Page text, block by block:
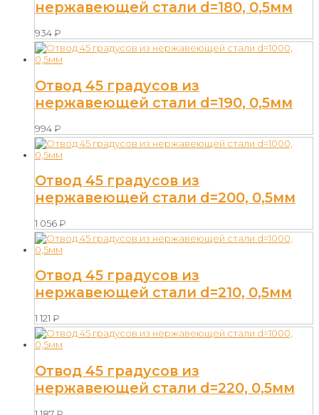
нержавеющей стали d=180, 0,5мм
934₽
Отвод 45 градусов из
нержавеющей стали d=190, 0,5мм
994₽
Отвод 45 градусов из
нержавеющей стали d=200, 0,5мм
1 056₽
Отвод 45 градусов из
нержавеющей стали d=210, 0,5мм
1 121 ₽
Отвод 45 градусов из
нержавеющей стали d=220, 0,5мм